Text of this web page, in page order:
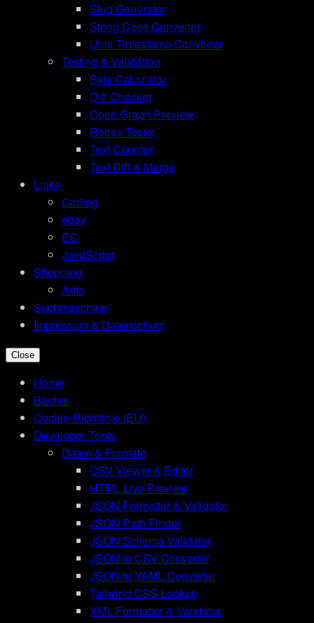
Slug Generator
String Case Converter
Unix Timestamp Converter
Testing & Validation
Byte Calculator
Diff Checker
Open Graph Preview
Regex Tester
Text Counter
Text Diff & Merge
Links
Coding
ebay
EC
JavaScript
Shopping
Auto
Suchmaschine
Impressum & Datenschutz
Close
Home
Bücher
Cookie-Richtlinie (EU)
Developer Tools
Daten & Formate
CSV Viewer & Editor
HTML Live Preview
JSON Formatter & Validator
JSON Path Finder
JSON Schema Validator
JSON to CSV Converter
JSON to YAML Converter
Tailwind CSS Lookup
XML Formatter & Validator